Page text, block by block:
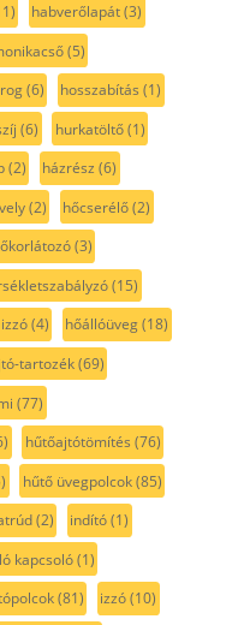
habverőlapát(3)
(5)
(6) hosszabítás (1)
(6) hurkatöltő(1)
(2) házrész (6)
(2) hőcserélő(2)
(3)
(15)
(4) hőállóüveg(18)
tartozék(69)
(77)
hűtőajtótömítés (76)
hűtő üvegpolcok(85)
(2) indító(1)
kapcsoló(1)
(81) izzó(10)